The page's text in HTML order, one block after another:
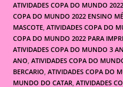
ATIVIDADES COPA DO MUNDO
COPA DO MUNDO 2022 ENSINO
MASCOTE, ATIVIDADES COPA DO
COPA DO MUNDO 2022 PARA
ATIVIDADES COPA DO MUNDO 3
ANO, ATIVIDADES COPA DO
BERCARIO, ATIVIDADES COPA DO
MUNDO DO CATAR, ATIVIDADES